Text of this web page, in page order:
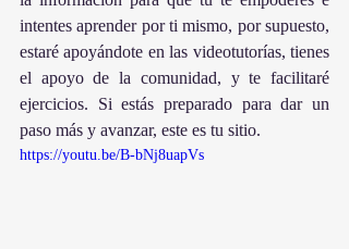
intentes aprender por ti mismo, por supuesto,
estaré apoyándote en las videotutorías, tienes
el apoyo de la comunidad, y te facilitaré
ejercicios. Si estás preparado para dar un
paso más y avanzar, este es tu sitio.
https://youtu.be/B-bNj8uapVs